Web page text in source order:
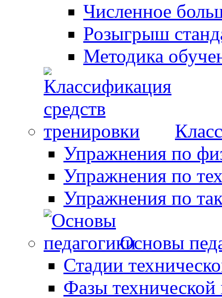
Численное
Розыгрыш
Методика
Упражнения по
Упражнения по
Упражнения по
Основы
Стадии
Фазы технической